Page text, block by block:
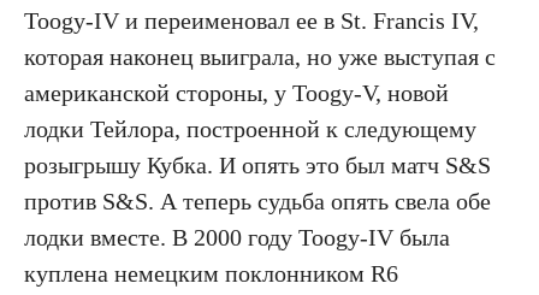
Toogу-IV и переименовал ее в St. Francis IV,
которая наконец выиграла, но уже выступая с
американской стороны, у Toogу-V, новой
лодки Тейлора, построенной к следующему
розыгрышу Кубка. И опять это был матч S&S
против S&S. А теперь судьба опять свела обе
лодки вместе. В 2000 году Toogу-IV была
куплена немецким поклонником R6